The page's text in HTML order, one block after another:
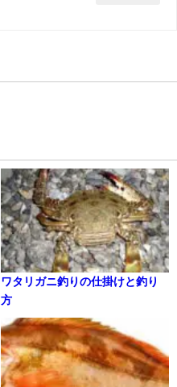
ワタリガニ釣りの仕掛けと釣り
方